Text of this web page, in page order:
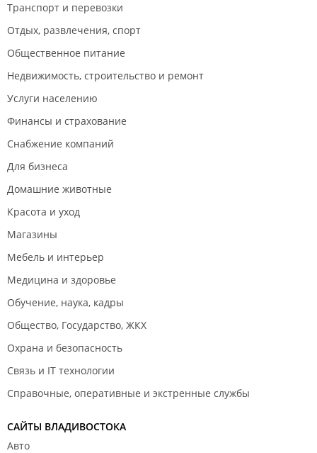
Транспорт и перевозки
Отдых, развлечения, спорт
Общественное питание
Недвижимость, строительство и ремонт
Услуги населению
Финансы и страхование
Снабжение компаний
Для бизнеса
Домашние животные
Красота и уход
Магазины
Мебель и интерьер
Медицина и здоровье
Обучение, наука, кадры
Общество, Государство, ЖКХ
Охрана и безопасность
Связь и IT технологии
Справочные, оперативные и экстренные службы
САЙТЫ ВЛАДИВОСТОКА
Авто